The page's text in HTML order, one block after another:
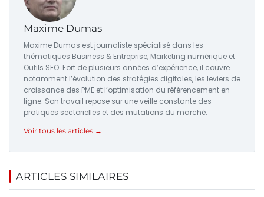
Maxime Dumas
Maxime Dumas est journaliste spécialisé dans les
thématiques Business & Entreprise, Marketing numérique et
Outils SEO. Fort de plusieurs années d’expérience, il couvre
notamment l’évolution des stratégies digitales, les leviers de
croissance des PME et l’optimisation du référencement en
ligne. Son travail repose sur une veille constante des
pratiques sectorielles et des mutations du marché.
Voir tous les articles →
ARTICLES SIMILAIRES